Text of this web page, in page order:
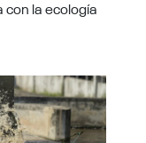
la ecología